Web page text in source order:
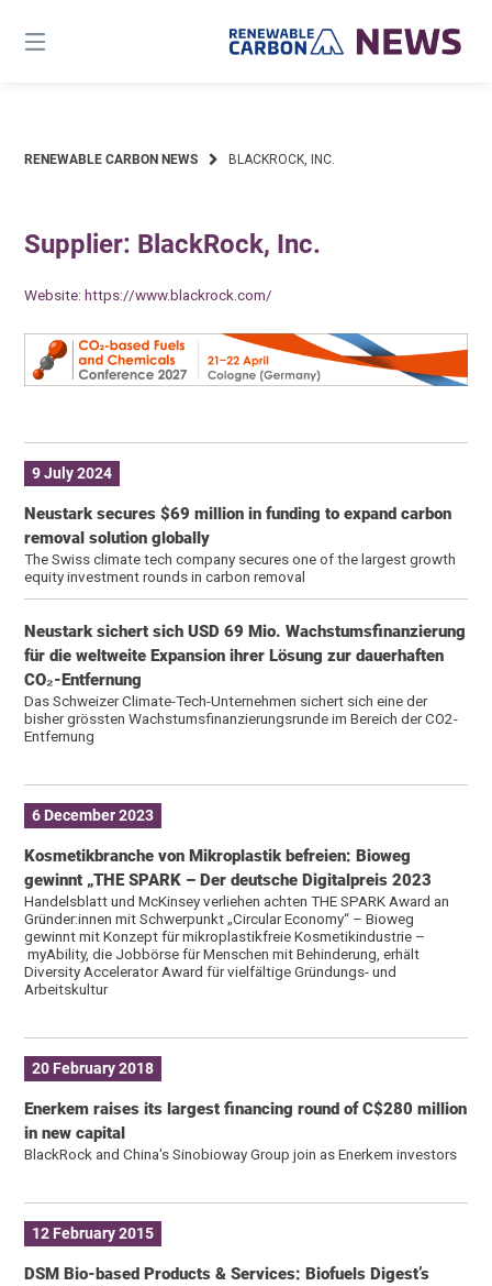
content
RENEWABLE CARBON NEWS BLACKROCK, INC.
Supplier: BlackRock, Inc.
Website:https://www.blackrock.com/
9 July 2024
Neustark secures $69 million in funding to expand carbon
removal solution globally
The Swiss climate tech company secures one of the largest growth
equity investment rounds in carbon removal
Neustark sichert sich USD 69 Mio. Wachstumsfinanzierung
für die weltweite Expansion ihrer Lösung zur dauerhaften
CO₂-Entfernung
Das Schweizer Climate-Tech-Unternehmen sichert sich eine der
bisher grössten Wachstumsfinanzierungsrunde im Bereich der CO2-
Entfernung
6 December 2023
Kosmetikbranche von Mikroplastik befreien: Bioweg
gewinnt „THE SPARK – Der deutsche Digitalpreis 2023
Handelsblatt und McKinsey verliehen achten THE SPARK Award an
Gründer:innen mit Schwerpunkt „Circular Economy“ – Bioweg
gewinnt mit Konzept für mikroplastikfreie Kosmetikindustrie –
myAbility, die Jobbörse für Menschen mit Behinderung, erhält
Diversity Accelerator Award für vielfältige Gründungs- und
Arbeitskultur
20 February 2018
Enerkem raises its largest financing round of C$280 million
in new capital
BlackRock and China's Sinobioway Group join as Enerkem investors
12 February 2015
DSM Bio-based Products & Services: Biofuels Digest’s